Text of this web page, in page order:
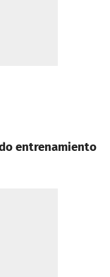
entrenamiento